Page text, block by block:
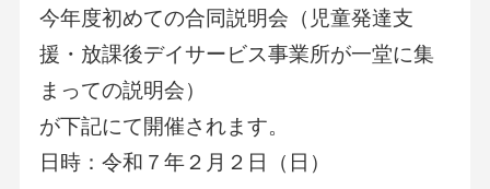
今年度初めての合同説明会（児童発達支
援・放課後デイサービス事業所が一堂に集
まっての説明会）
が下記にて開催されます。
日時：令和７年２月２日（日）